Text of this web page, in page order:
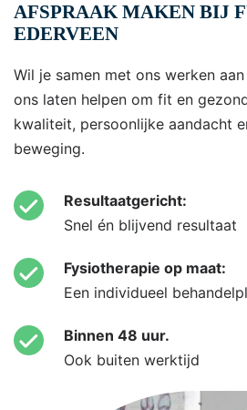
AFSPRAAK MAKEN BIJ
EDERVEEN
Wil je samen met ons werken
ons laten helpen om fit en
kwaliteit, persoonlijke aandacht
beweging.
Resultaatgericht:
Snel én blijvend resultaat
Fysiotherapie op maat:
Een individueel
Binnen 48 uur.
Ook buiten werktijd